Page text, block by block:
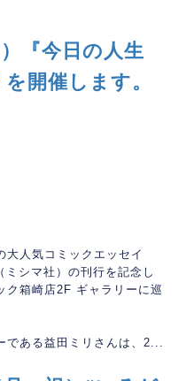
『今日の人生
開催します。
人気コミックエッセイ
ミシマ社）の刊行を記念し
ク箱崎店2F ギャラリーに巡
ある益田ミリさんは、2...